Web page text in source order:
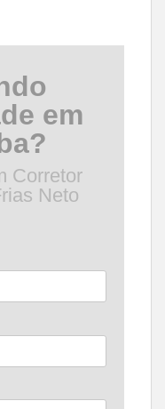
em
Corretor
Neto